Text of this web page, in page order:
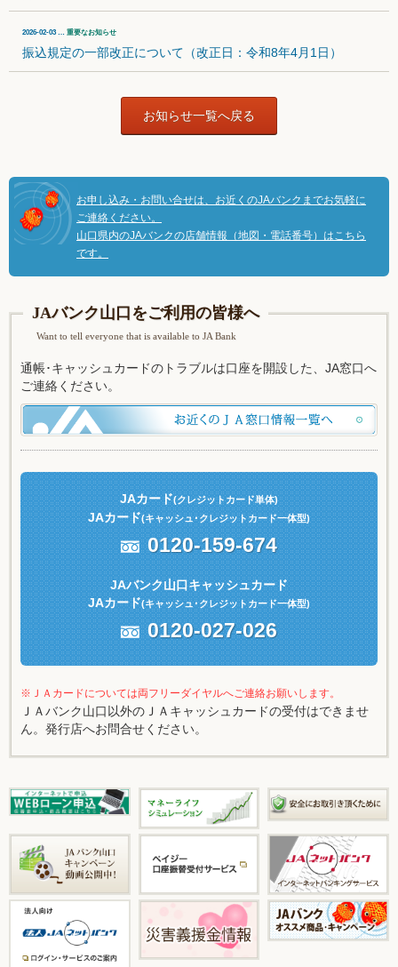
2026-02-03 … 重要なお知らせ
振込規定の一部改正について（改正日：令和8年4月1日）
お知らせ一覧へ戻る
お申し込み・お問い合せは、お近くのJAバンクまでお気軽に
ご連絡ください。
山口県内のJAバンクの店舗情報（地図・電話番号）はこちら
です。
JAバンク山口をご利用の皆様へ
Want to tell everyone that is available to JA Bank
通帳･キャッシュカードのトラブルは口座を開設した、JA窓口へ
ご連絡ください。
JAカード(クレジットカード単体)
JAカード(キャッシュ･クレジットカード一体型)
0120-159-674
JAバンク山口キャッシュカード
JAカード(キャッシュ･クレジットカード一体型)
0120-027-026
※ＪＡカードについては両フリーダイヤルへご連絡お願いします。
ＪＡバンク山口以外のＪＡキャッシュカードの受付はできませ
ん。発行店へお問合せください。